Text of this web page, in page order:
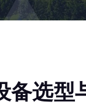
备选型